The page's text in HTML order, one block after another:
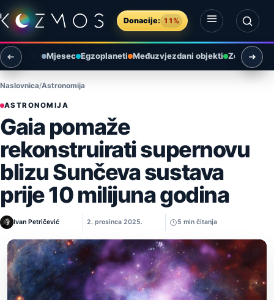
Preskoči na sadržaj
Donacije: 11%
Otvori izbornik
Otvori pretragu
Mjesec Egzoplaneti Međuzvjezdani objekti Zemlja i
Naslovnica Astronomija
ASTRONOMIJA
Gaia pomaže
rekonstruirati supernovu
blizu Sunčeva sustava
prije 10 milijuna godina
Ivan Petričević 2. prosinca 2025. 5 min čitanja